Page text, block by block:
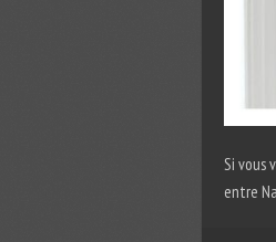
Si vous
entre